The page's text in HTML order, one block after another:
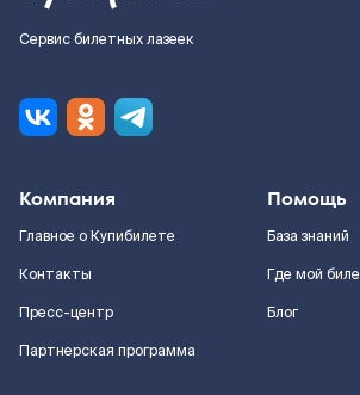
Сервис билетных лазеек
Компания
Главное о Купибилете
Контакты
Пресс-центр
Партнерская программа
Помощь
База знаний
Где мой
Блог